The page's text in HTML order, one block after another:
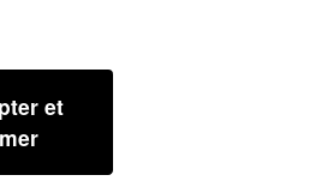
et